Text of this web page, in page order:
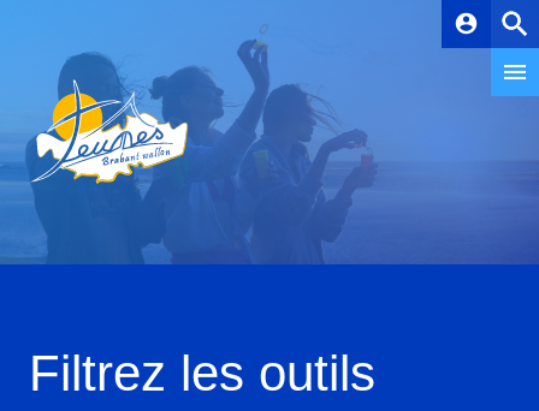
account_circle
Filtrez les outils